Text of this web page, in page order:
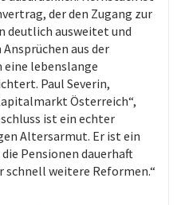
der den Zugang zur
deutlich ausweitet und
aus der
lebenslange
Paul Severin,
Österreich“,
ist ein echter
Altersarmut. Er ist ein
Pensionen dauerhaft
schnell weitere Reformen.“